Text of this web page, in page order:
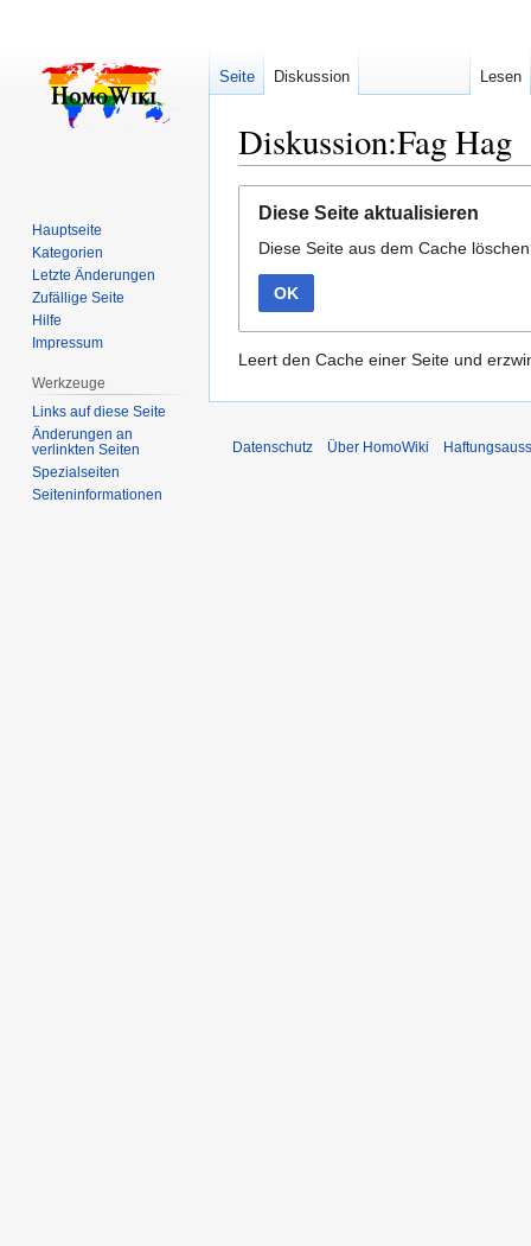
Diskussion:Fag Hag
Navigation
springen
Suche
springen
Diese Seite aktualisieren
Diese Seite aus dem Cache
OK
Leert den Cache einer Seite und
Seite Diskussion Lesen
Hauptseite
Kategorien
Letzte Änderungen
Zufällige Seite
Hilfe
Impressum
Werkzeuge
Links auf diese Seite
Änderungen an
verlinkten Seiten
Spezialseiten
Seiten­­informationen
Datenschutz Über HomoWiki